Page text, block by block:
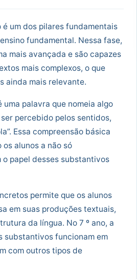
um dos pilares fundamentais
fundamental. Nessa fase,
mais avançada e são capazes
mais complexos, o que
ainda mais relevante.
palavra que nomeia algo
percebido pelos sentidos,
Essa compreensão básica
alunos a não só
papel desses substantivos
permite que os alunos
em suas produções textuais,
da língua. No 7 º ano, a
substantivos funcionam em
com outros tipos de